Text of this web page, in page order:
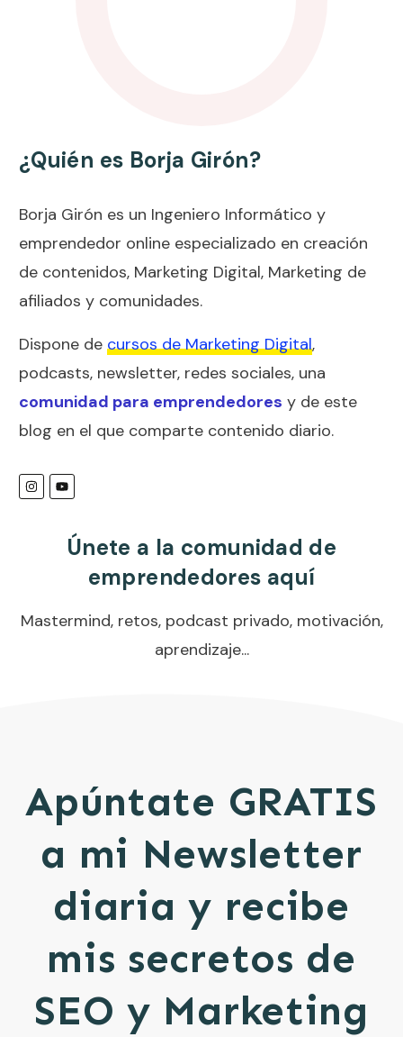
¿Quién es Borja Girón?
Borja Girón es un Ingeniero Informático y
emprendedor online especializado en creación
de contenidos, Marketing Digital, Marketing de
afiliados y comunidades.
Dispone de cursos de Marketing Digital,
podcasts, newsletter, redes sociales, una
comunidad para emprendedores y de este
blog en el que comparte contenido diario.
Únete a la comunidad de
emprendedores aquí
Mastermind, retos, podcast privado, motivación,
aprendizaje...
Apúntate GRATIS
a mi Newsletter
diaria y recibe
mis secretos de
SEO y Marketing